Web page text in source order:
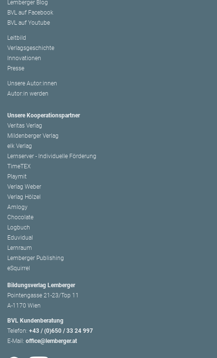
Lemberger Blog
BVL auf Facebook
BVL auf Youtube
Leitbild
Verlagsgeschichte
Innovationen
Presse
Unsere Autor:innen
Autor:in werden
Unsere Kooperationspartner
Veritas Verlag
Mildenberger Verlag
elk Verlag
Lernserver - Individuelle Förderung
TimeTEX
Playmit
Verlag Weber
Verlag Hölzel
Amlogy
Chocolate
Logbuch
Eduvidual
Lernraum
Lemberger Publishing
eSquirrel
Bildungsverlag Lemberger
Pointengasse 21-23/Top 11
A-1170 Wien
BVL Kundenberatung
Telefon: +43 / (0)650 / 33 24 997
E-Mail: office@lemberger.at